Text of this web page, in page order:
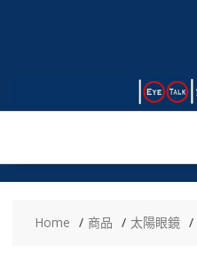
Home 商品 太陽眼鏡